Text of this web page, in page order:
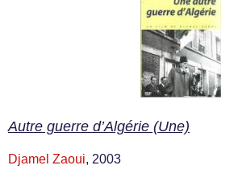
Autre guerre d’Algérie (Une)
Djamel Zaoui, 2003